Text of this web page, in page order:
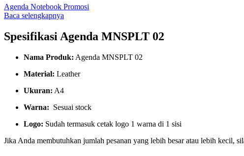
Agenda Notebook Promosi
Baca selengkapnya
Spesifikasi Agenda MNSPLT 02
Nama Produk: Agenda MNSPLT 02
Material: Leather
Ukuran: A4
Warna: Sesuai stock
Logo: Sudah termasuk cetak logo 1 warna di 1 sisi
Jika Anda membutuhkan jumlah pesanan yang lebih besar atau lebih kecil,